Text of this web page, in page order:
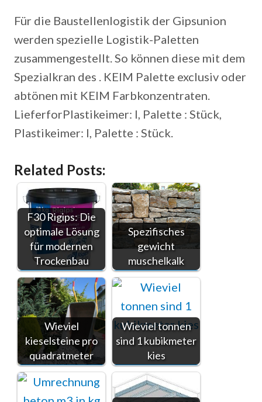
Für die Baustellenlogistik der Gipsunion
werden spezielle Logistik-Paletten
zusammengestellt. So können diese mit dem
Spezialkran des . KEIM Palette exclusiv oder
abtönen mit KEIM Farbkonzentraten.
LieferforPlastikeimer: l, Palette : Stück,
Plastikeimer: l, Palette : Stück.
Related Posts:
F30 Rigips: Die
optimale Lösung
für modernen
Trockenbau
Spezifisches
gewicht
muschelkalk
Wieviel
kieselsteine pro
quadratmeter
Wieviel tonnen
sind 1 kubikmeter
kies